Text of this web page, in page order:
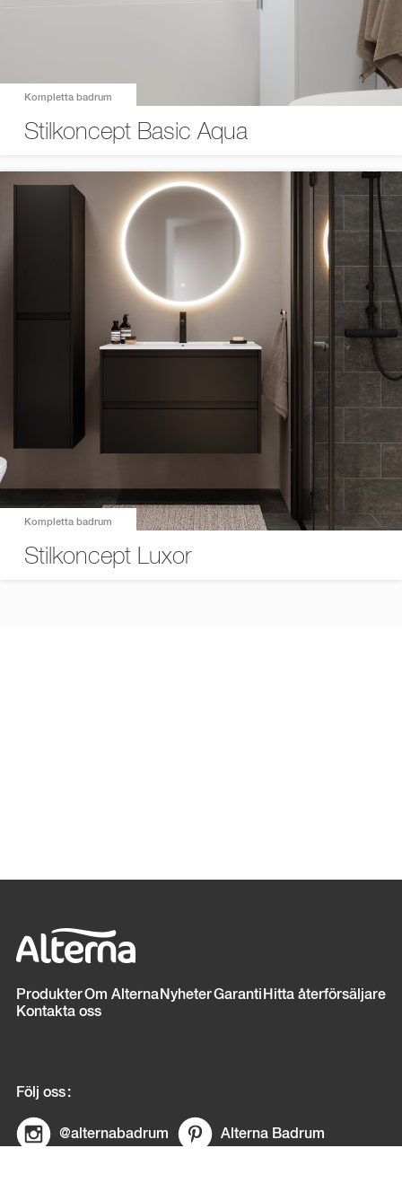
Kompletta badrum
Stilkoncept Basic Aqua
Kompletta badrum
Stilkoncept Luxor
Sidfot
ProdukterOm Alterna NyheterGaranti Hitta återförsäljare
Kontakta oss
Följ oss
@alternabadrum Alterna Badrum